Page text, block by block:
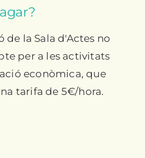
de la Sala d'Actes no
per a les activitats
econòmica, que
tarifa de 5€/hora.